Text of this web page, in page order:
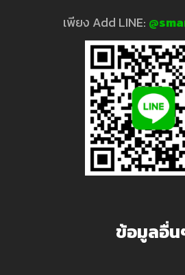
และ
อุปกรณ์
Smart
home
อื่นๆ
เพื่อ
เพียง Add LINE:
ข้อมูลอื่น